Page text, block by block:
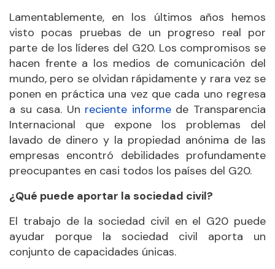
Lamentablemente, en los últimos años hemos
visto pocas pruebas de un progreso real por
parte de los líderes del G20. Los compromisos se
hacen frente a los medios de comunicación del
mundo, pero se olvidan rápidamente y rara vez se
ponen en práctica una vez que cada uno regresa
a su casa. Un reciente informede Transparencia
Internacional que expone los problemas del
lavado de dinero y la propiedad anónima de las
empresas encontró debilidades profundamente
preocupantes en casi todos los países del G20.
¿Qué puede aportar la sociedad civil?
El trabajo de la sociedad civil en el G20 puede
ayudar porque la sociedad civil aporta un
conjunto de capacidades únicas.